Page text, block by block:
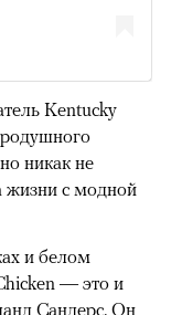
Kentucky
никак не
жизни с модной
и белом
— это и
Сандерс. Он